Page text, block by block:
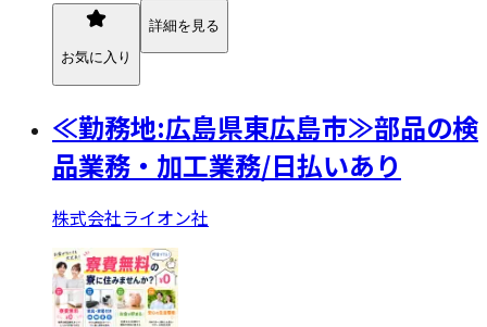
お気に入り
詳細を見る
≪勤務地:広島県東広島市≫部品の検
品業務・加工業務/日払いあり
株式会社ライオン社